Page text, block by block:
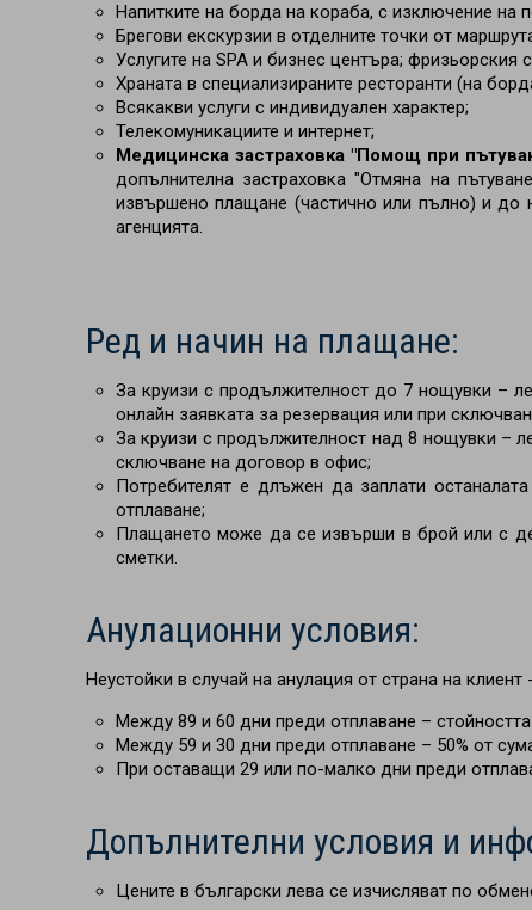
Напитките на борда на кораба, с изключение на
Брегови екскурзии в отделните точки от
Услугите на SPA и бизнес центъра; фризьорския
Храната в специализираните ресторанти (на
Всякакви услуги с индивидуален характер;
Телекомуникациите и интернет;
Медицинска застраховка "Помощ при
допълнителна застраховка "Отмяна на
извършено плащане (частично или пълно) и до
агенцията.
Ред и начин на плащане:
За круизи с продължителност до 7 нощувки –
онлайн заявката за резервация или при
За круизи с продължителност над 8 нощувки –
сключване на договор в офис;
Потребителят е длъжен да заплати
отплаване;
Плащането може да се извърши в брой или с
сметки.
Анулационни условия:
Неустойки в случай на анулация от страна на
Между 89 и 60 дни преди отплаване –
Между 59 и 30 дни преди отплаване – 50% от
При оставащи 29 или по-малко дни преди
Допълнителни условия и
Цените в български лева се изчисляват по